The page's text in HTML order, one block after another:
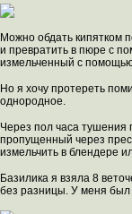
Можно обдать кипятком
и превратить в пюре с
измельченный с
Но я хочу протереть
однородное.
Через пол часа тушения
пропущенный через
измельчить в блендере
Базилика я взяла 8
без разницы. У меня